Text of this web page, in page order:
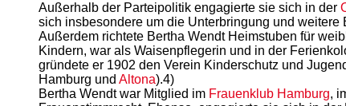
Außerhalb der Parteipolitik engagierte sie sich in der
sich insbesondere um die Unterbringung und
Außerdem richtete Bertha Wendt Heimstuben für
Kindern, war als Waisenpflegerin und in der
gründete er 1902 den Verein Kinderschutz und
Hamburg und Altona).4)
Bertha Wendt war Mitglied im Frauenklub Hamburg,